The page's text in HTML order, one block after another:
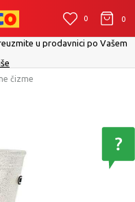
0 0
u prodavnici po Vašem
čizme